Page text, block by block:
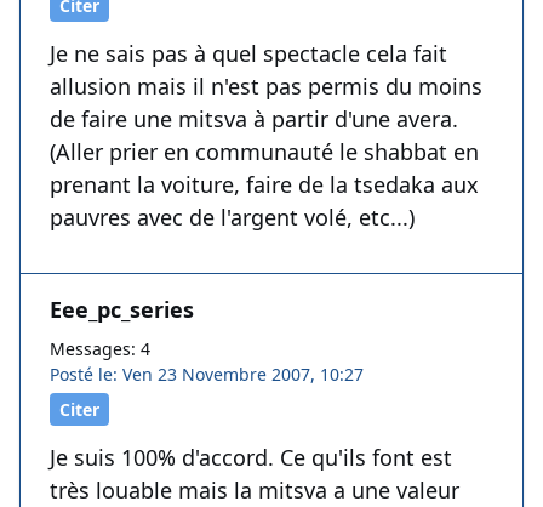
Citer
Je ne sais pas à quel spectacle cela fait
allusion mais il n'est pas permis du moins
de faire une mitsva à partir d'une avera.
(Aller prier en communauté le shabbat en
prenant la voiture, faire de la tsedaka aux
pauvres avec de l'argent volé, etc...)
Eee_pc_series
Messages: 4
Posté le: Ven 23 Novembre 2007, 10:27
Citer
Je suis 100% d'accord. Ce qu'ils font est
très louable mais la mitsva a une valeur